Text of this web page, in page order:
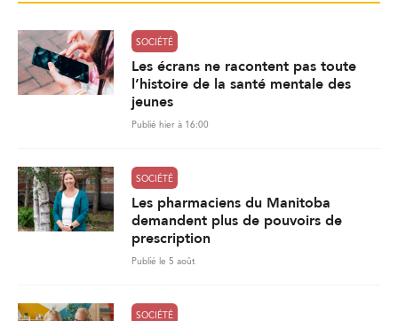
SOCIÉTÉ
Les écrans ne racontent pas toute
l’histoire de la santé mentale des
jeunes
Publié hier à 16:00
SOCIÉTÉ
Les pharmaciens du Manitoba
demandent plus de pouvoirs de
prescription
Publié le 5 août
SOCIÉTÉ